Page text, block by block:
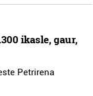
biltzeko eta
eta zertarako
eta beren
dira. Ikusi gure
ikasle, gaur,
Petrirena